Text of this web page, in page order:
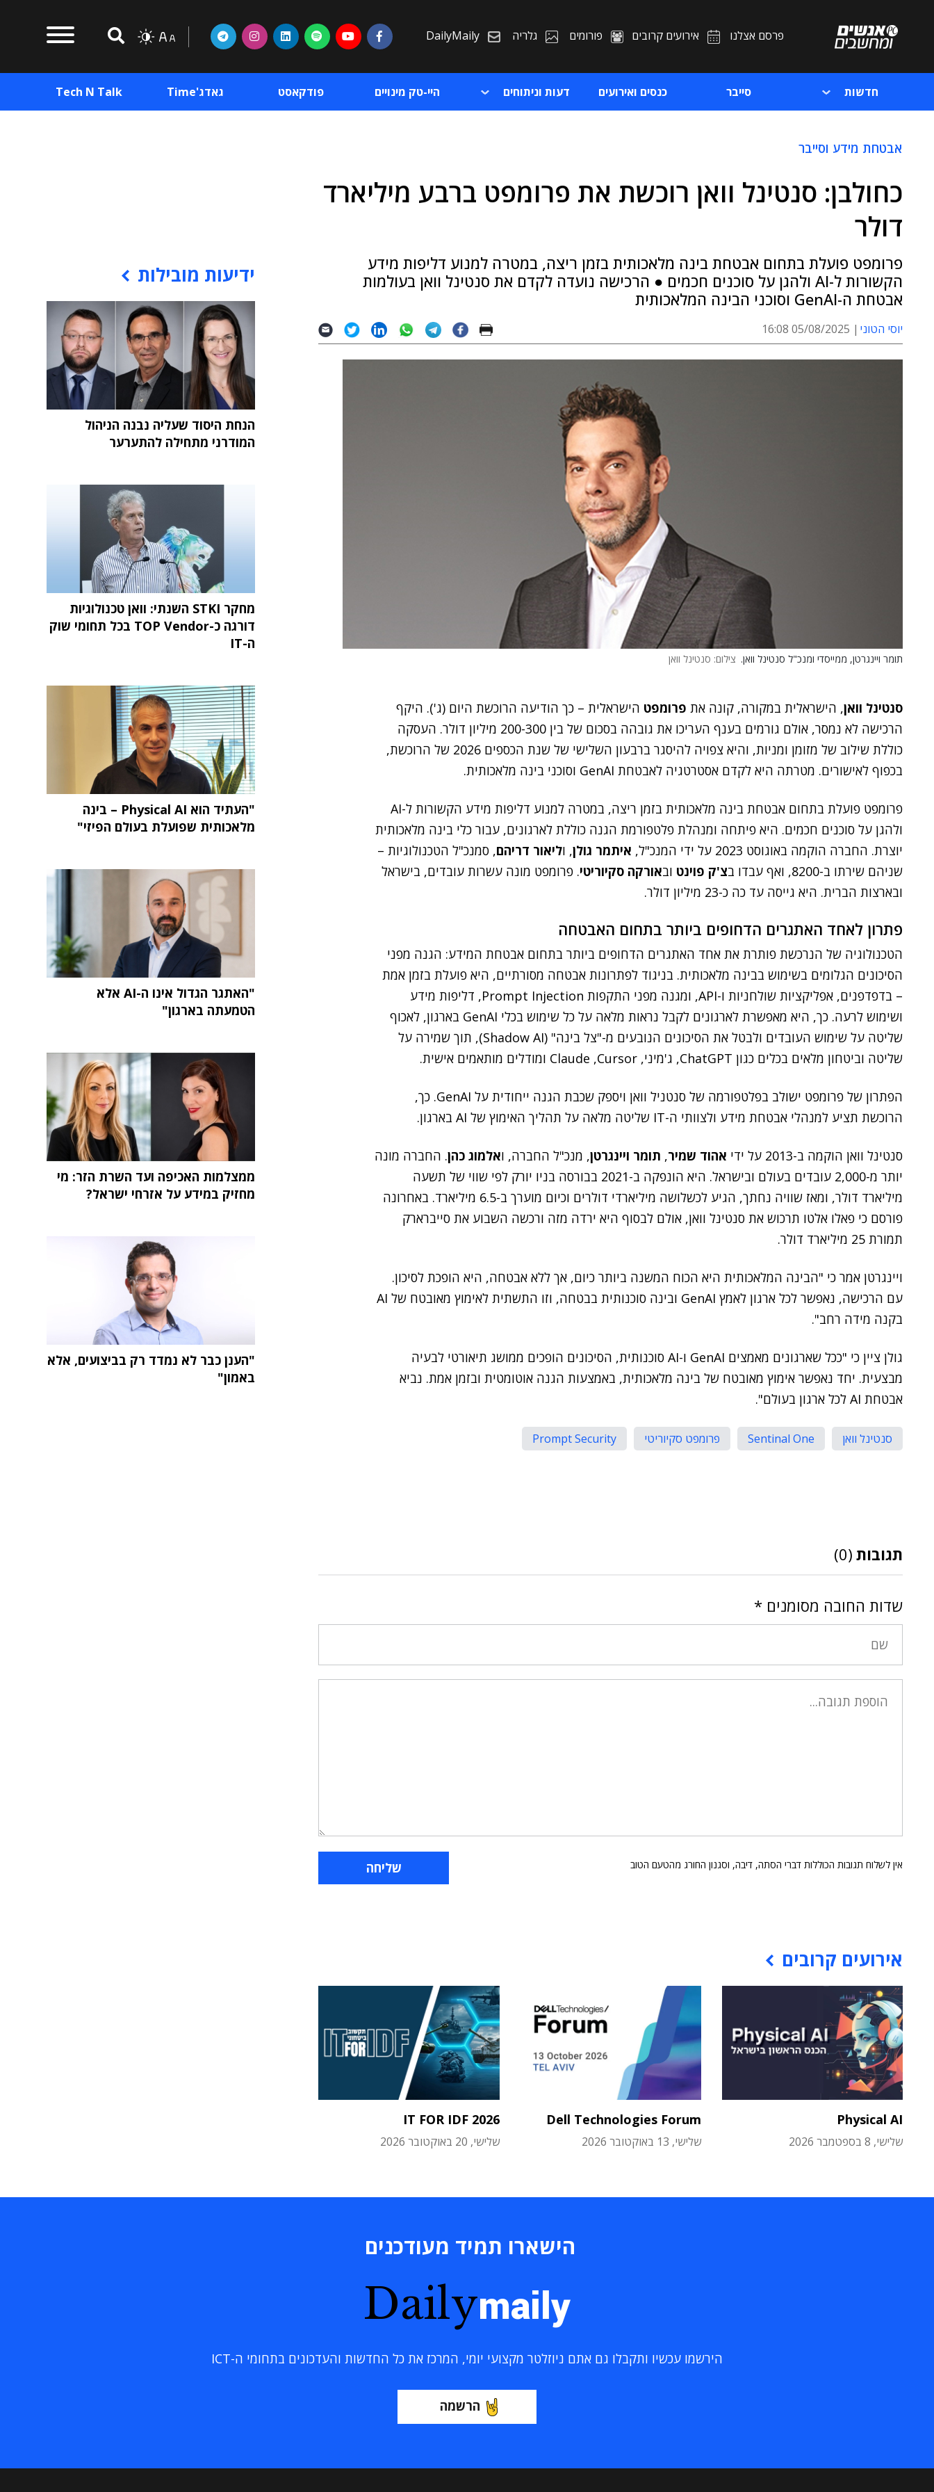
פרסם אצלנו אירועים קרובים פורומים גלריה DailyMaily
חדשות סייבר כנסים ואירועים דעות וניתוחים היי-טק מינויים פודקאסט גאדג'Time Tech N Talk
אבטחת מידע וסייבר
כחולבן: סנטינל וואן רוכשת את פרומפט ברבע מיליארד
דולר
פרומפט פועלת בתחום אבטחת בינה מלאכותית בזמן ריצה, במטרה למנוע דליפות מידע
הקשורות ל-AI ולהגן על סוכנים חכמים ● הרכישה נועדה לקדם את סנטינל וואן בעולמות
אבטחת ה-GenAI וסוכני הבינה המלאכותית
יוסי הטוני 05/08/2025 16:08
תומר ויינגרטן, ממייסדי ומנכ"ל סנטינל וואן. צילום: סנטינל וואן
סנטינל וואן, הישראלית במקורה, קונה את פרומפט הישראלית – כך הודיעה הרוכשת היום (ג'). היקף
הרכישה לא נמסר, אולם גורמים בענף העריכו את גובהה בסכום של בין 200-300 מיליון דולר. העסקה
כוללת שילוב של מזומן ומניות, והיא צפויה להיסגר ברבעון השלישי של שנת הכספים 2026 של הרוכשת,
בכפוף לאישורים. מטרתה היא לקדם אסטרטגיה לאבטחת GenAI וסוכני בינה מלאכותית.
פרומפט פועלת בתחום אבטחת בינה מלאכותית בזמן ריצה, במטרה למנוע דליפות מידע הקשורות ל-AI
ולהגן על סוכנים חכמים. היא פיתחה ומנהלת פלטפורמת הגנה כוללת לארגונים, עבור כלי בינה מלאכותית
יוצרת. החברה הוקמה באוגוסט 2023 על ידי המנכ"ל,
איתמר גולן, וליאור דריהם, סמנכ"ל הטכנולוגיות –
שניהם שירתו ב-8200, ואף עבדו ב
צ'ק פוינט ובאורקה סקיוריטי. פרומפט מונה עשרות עובדים, בישראל
ובארצות הברית. היא גייסה עד כה כ-23 מיליון דולר.
פתרון לאחד האתגרים הדחופים ביותר בתחום האבטחה
הטכנולוגיה של הנרכשת פותרת את אחד האתגרים הדחופים ביותר בתחום אבטחת המידע: הגנה מפני
הסיכונים הגלומים בשימוש בבינה מלאכותית. בניגוד לפתרונות אבטחה מסורתיים, היא פועלת בזמן אמת
– בדפדפנים, אפליקציות שולחניות ו-API, ומגנה מפני התקפות Prompt Injection, דליפות מידע
ושימוש לרעה. כך, היא מאפשרת לארגונים לקבל נראות מלאה על כל שימוש בכלי GenAI בארגון, לאכוף
שליטה על שימוש העובדים ולבטל את הסיכונים הנובעים מ-"צל בינה" (Shadow AI), תוך שמירה על
שליטה וביטחון מלאים בכלים כגון ChatGPT, ג'מיני, Claude ,Cursor ומודלים מותאמים אישית.
הפתרון של פרומפט ישולב בפלטפורמה של סנטניל וואן ויספק שכבת הגנה ייחודית על GenAI. כך,
הרוכשת תציע למנהלי אבטחת מידע ולצוותי ה-IT שליטה מלאה על תהליך האימוץ של AI בארגון.
סנטינל וואן הוקמה ב-2013 על ידי אהוד שמיר, תומר ויינגרטן, מנכ"ל החברה, ואלמוג כהן. החברה מונה
יותר מ-2,000 עובדים בעולם ובישראל. היא הונפקה ב-2021 בבורסה בניו יורק לפי שווי של תשעה
מיליארד דולר, ומאז שוויה נחתך, הגיע לכשלושה מיליארדי דולרים וכיום מוערך ב-6.5 מיליארד. באחרונה
פורסם כי פאלו אלטו תרכוש את סנטינל וואן, אולם לבסוף היא ירדה מזה ורכשה השבוע את סייברארק
תמורת 25 מיליארד דולר.
ויינגרטן אמר כי "הבינה המלאכותית היא הכוח המשנה ביותר כיום, אך ללא אבטחה, היא הופכת לסיכון.
עם הרכישה, נאפשר לכל ארגון לאמץ GenAI ובינה סוכנותית בבטחה, וזו התשתית לאימוץ מאובטח של AI
בקנה מידה רחב".
גולן ציין כי "ככל שארגונים מאמצים GenAI ו-AI סוכנותית, הסיכונים הופכים ממושג תיאורטי לבעיה
מבצעית. יחד נאפשר אימוץ מאובטח של בינה מלאכותית, באמצעות הגנה אוטומטית ובזמן אמת. נביא
אבטחת AI לכל ארגון בעולם".
סנטינל וואן Sentinal One פרומפט סקיוריטי Prompt Security
תגובות (0)
שדות החובה מסומנים *
אין לשלוח תגובות הכוללות דברי הסתה, דיבה, וסגנון החורג מהטעם הטוב
אירועים קרובים
Physical AI
שלישי, 8 בספטמבר 2026
Dell Technologies Forum
שלישי, 13 באוקטובר 2026
IT FOR IDF 2026
שלישי, 20 באוקטובר 2026
ידיעות מובילות
הנחת היסוד שעליה נבנה הניהול
המודרני מתחילה להתערער
מחקר STKI השנתי: וואן טכנולוגיות
דורגה כ-TOP Vendor בכל תחומי שוק
ה-IT
"העתיד הוא Physical AI – בינה
מלאכותית שפועלת בעולם הפיזי"
"האתגר הגדול אינו ה-AI אלא
הטמעתה בארגון"
ממצלמות האכיפה ועד השרת הזר: מי
מחזיק במידע על אזרחי ישראל?
"הענן כבר לא נמדד רק בביצועים, אלא
באמון"
הישארו תמיד מעודכנים
Dailymaily
הירשמו עכשיו ותקבלו גם אתם ניוזלטר מקצועי יומי, המרכז את כל החדשות והעדכונים בתחומי ה-ICT
הרשמה